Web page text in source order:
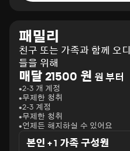
패밀리
친구 또는 가족과 함께 오
들을 위해
매달 21500 원 원 부터
2-3 개 계정
무제한 청취
2-3 계정
무제한 청취
언제든 해지하실 수 있어요
본인 + 1 가족 구성원